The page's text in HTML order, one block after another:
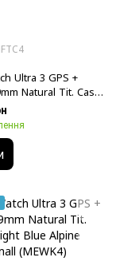
Ultra 3 GPS +
Natural Tit. Case
A. Loop -